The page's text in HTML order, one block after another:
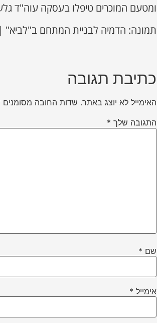
ומטעם המוכרים טיפלו בעסקה עוה"ד
תמונה: הדמיה לבניית המתחם
כתיבת תגובה
האימייל לא יוצג באתר. שדות החובה מסומנים
התגובה שלך *
שם *
אימייל *